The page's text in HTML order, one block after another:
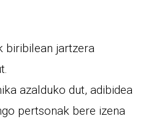
biribilean jartzera
azalduko dut, adibidea
pertsonak bere izena